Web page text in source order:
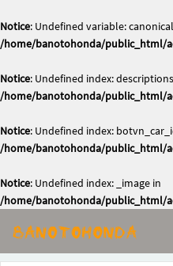
Notice: Undefined variable:
/home/banotohonda/public_html/
Notice: Undefined index:
/home/banotohonda/public_html/
Notice: Undefined index:
/home/banotohonda/public_html/
Notice: Undefined index: _image in
/home/banotohonda/public_html/